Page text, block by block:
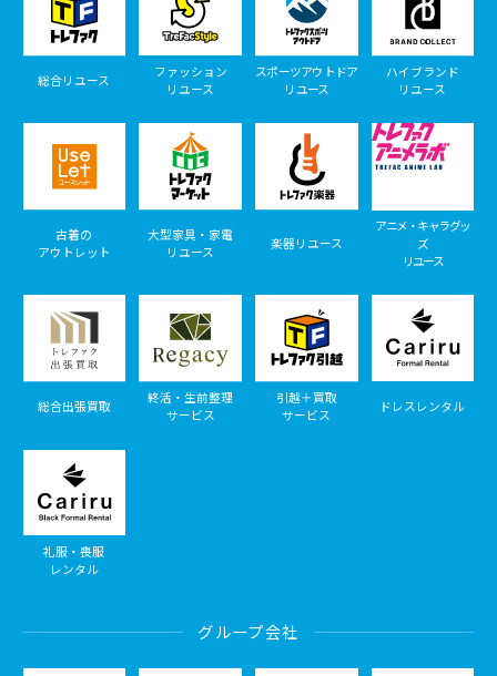
総合リユース
ファッション
リユース
スポーツアウトドア
リユース
ハイブランド
リユース
古着の
アウトレット
大型家具・家電
リユース
楽器リユース
アニメ・キャラグッ
ズ
リユース
総合出張買取
終活・生前整理
サービス
引越＋買取
サービス
ドレスレンタル
礼服・喪服
レンタル
グループ会社